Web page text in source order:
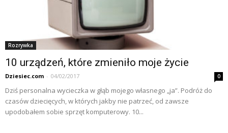
Rozrywka
10 urządzeń, które zmieniło moje życie
Dziesiec.com - 04/02/2017 0
Dziś personalna wycieczka w głąb mojego własnego „ja”. Podróż do
czasów dziecięcych, w których jakby nie patrzeć, od zawsze
upodobałem sobie sprzęt komputerowy. 10...